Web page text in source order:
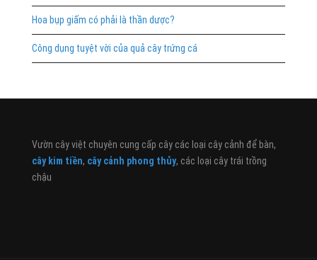
Hoa bụp giấm có phải là thần dược?
Công dụng tuyệt vời của quả cây trứng cá
Vườn cây việt chuyên cung cấp cây các loại cây cảnh để bàn,
cây kim tiền, cây cảnh phong thủy, các loại cây trái trồng
chậu